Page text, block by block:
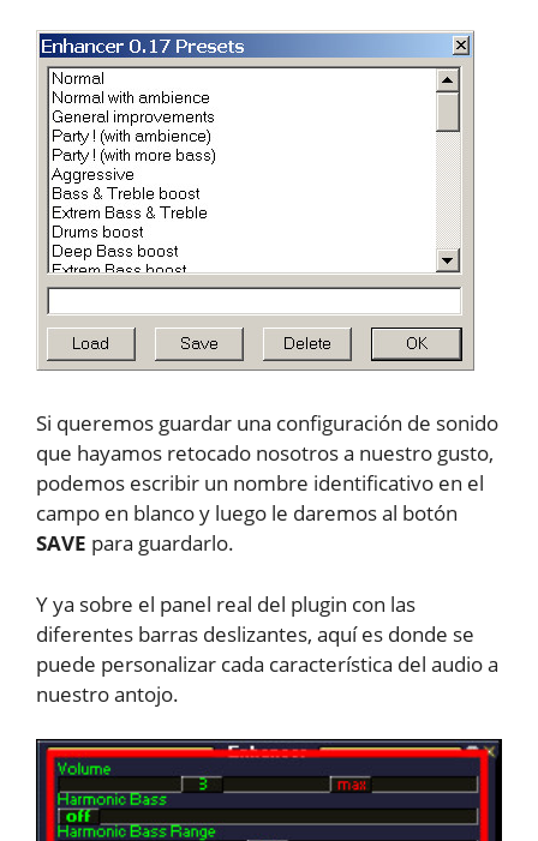
Si queremos guardar una configuración de sonido
que hayamos retocado nosotros a nuestro gusto,
podemos escribir un nombre identificativo en el
campo en blanco y luego le daremos al botón
SAVE para guardarlo.
Y ya sobre el panel real del plugin con las
diferentes barras deslizantes, aquí es donde se
puede personalizar cada característica del audio a
nuestro antojo.